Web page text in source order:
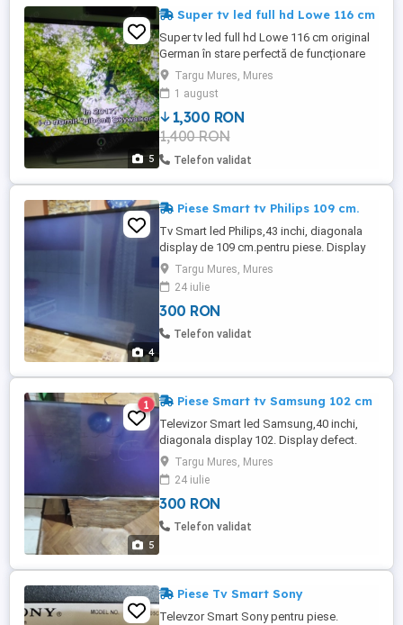
5
Super tv led full hd Lowe 116 cm
Super tv led full hd Lowe 116 cm original
German în stare perfectă de funcționare
fără urme de uzură. Acest televizor este
făcut special pentru Nemții. Are absolut
toate calitățile. Imagine, super sunet,
telecomandă originală. Anunțul este
valabil numai pentru persoanele cine
cunoaște marfa. Televizor ...
Targu Mures, Mures
1 august
1,300 RON
1,400 RON
Telefon validat
4
Piese Smart tv Philips 109 cm.
Tv Smart led Philips,43 inchi, diagonala
display de 109 cm.pentru piese. Display
defect. Restul pieselor sunt Ok inclusiv
panoul cu leduri. La cerere se poate
dezmembra. Detalii la telefon.
Targu Mures, Mures
24 iulie
300 RON
Telefon validat
5
1 Piese Smart tv Samsung 102 cm
Televizor Smart led Samsung,40 inchi,
diagonala display 102. Display defect.
Restul pieselor sunt Ok inclusiv panoul cu
leduri. Se poate și dezmembra la
cerere.Detalii la telefon.
Targu Mures, Mures
24 iulie
300 RON
Telefon validat
Piese Tv Smart Sony
Televzor Smart Sony pentru piese.